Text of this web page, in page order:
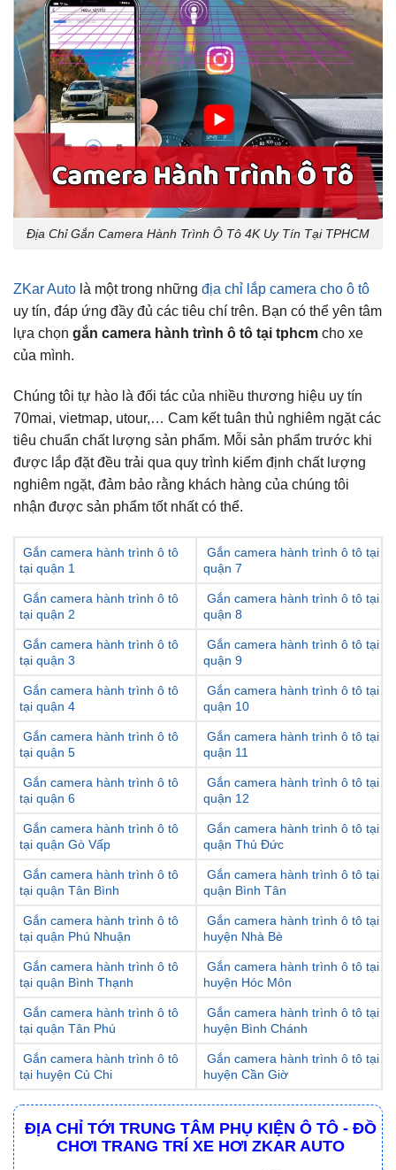
Địa Chỉ Gắn Camera Hành Trình Ô Tô 4K Uy Tín Tại TPHCM
ZKar Auto là một trong những địa chỉ lắp camera cho ô tô
uy tín, đáp ứng đầy đủ các tiêu chí trên. Bạn có thể yên tâm
lựa chọn gắn camera hành trình ô tô tại tphcm cho xe
của mình.
Chúng tôi tự hào là đối tác của nhiều thương hiệu uy tín
70mai, vietmap, utour,… Cam kết tuân thủ nghiêm ngặt các
tiêu chuẩn chất lượng sản phẩm. Mỗi sản phẩm trước khi
được lắp đặt đều trải qua quy trình kiểm định chất lượng
nghiêm ngặt, đảm bảo rằng khách hàng của chúng tôi
nhận được sản phẩm tốt nhất có thể.
Gắn camera hành trình ô tô
tại quận 1
Gắn camera hành trình ô tô tại
quận 7
Gắn camera hành trình ô tô
tại quận 2
Gắn camera hành trình ô tô tại
quận 8
Gắn camera hành trình ô tô
tại quận 3
Gắn camera hành trình ô tô tại
quận 9
Gắn camera hành trình ô tô
tại quận 4
Gắn camera hành trình ô tô tại
quận 10
Gắn camera hành trình ô tô
tại quận 5
Gắn camera hành trình ô tô tại
quận 11
Gắn camera hành trình ô tô
tại quận 6
Gắn camera hành trình ô tô tại
quận 12
Gắn camera hành trình ô tô
tại quận Gò Vấp
Gắn camera hành trình ô tô tại
quận Thủ Đức
Gắn camera hành trình ô tô
tại quận Tân Bình
Gắn camera hành trình ô tô tại
quận Bình Tân
Gắn camera hành trình ô tô
tại quận Phú Nhuận
Gắn camera hành trình ô tô tại
huyện Nhà Bè
Gắn camera hành trình ô tô
tại quận Bình Thạnh
Gắn camera hành trình ô tô tại
huyện Hóc Môn
Gắn camera hành trình ô tô
tại quận Tân Phú
Gắn camera hành trình ô tô tại
huyện Bình Chánh
Gắn camera hành trình ô tô
tại huyện Củ Chi
Gắn camera hành trình ô tô tại
huyện Cần Giờ
ĐỊA CHỈ TỚI TRUNG TÂM PHỤ KIỆN Ô TÔ - ĐỒ
CHƠI TRANG TRÍ XE HƠI ZKAR AUTO